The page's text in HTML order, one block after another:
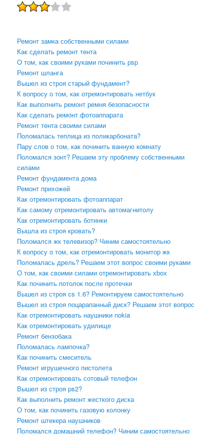
Ремонт замка собственными силами
Как сделать ремонт тента
О том, как своими руками починить psp
Ремонт шланга
Вышел из строя старый фундамент?
К вопросу о том, как отремонтировать нетбук
Как выполнить ремонт ремня безопасности
Как сделать ремонт фотоаппарата
Ремонт тента своими силами
Поломалась теплица из поликарбоната?
Пару слов о том, как починить ванную комнату
Поломался зонт? Решаем эту проблему собственными
силами
Ремонт фундамента дома
Ремонт прихожей
Как отремонтировать фотоаппарат
Как самому отремонтировать автомагнитолу
Как отремонтировать ботинки
Вышла из строя кровать?
Поломался жк телевизор? Чиним самостоятельно
К вопросу о том, как отремонтировать монитор жк
Поломалась дрель? Решаем этот вопрос своими руками
О том, как своими силами отремонтировать xbox
Как починить потолок после протечки
Вышел из строя cs 1.6? Ремонтируем самостоятельно
Вышел из строя поцарапанный диск? Решаем этот вопрос
Как отремонтировать наушники nokia
Как отремонтировать удилище
Ремонт бензобака
Поломалась лампочка?
Как починить смеситель
Ремонт игрушечного пистолета
Как отремонтировать сотовый телефон
Вышел из строя ps2?
Как выполнить ремонт жесткого диска
О том, как починить газовую колонку
Ремонт штекера наушников
Поломался домашний телефон? Чиним самостоятельно